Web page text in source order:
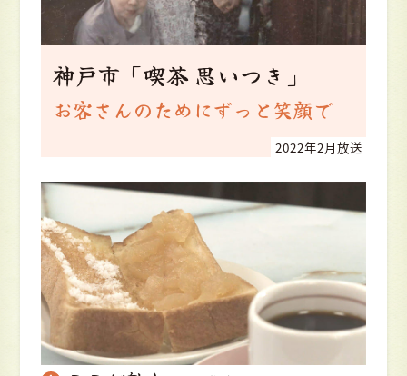
神戸市「喫茶 思いつき」
お客さんのためにずっと笑顔で
2022年2月放送